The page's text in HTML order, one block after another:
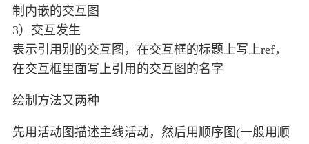
制内嵌的交互图
3）交互发生
表示引用别的交互图，在交互框的标题上写上ref，
在交互框里面写上引用的交互图的名字
绘制方法又两种
先用活动图描述主线活动，然后用顺序图(一般用顺